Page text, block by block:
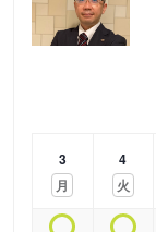
3
月
4
火